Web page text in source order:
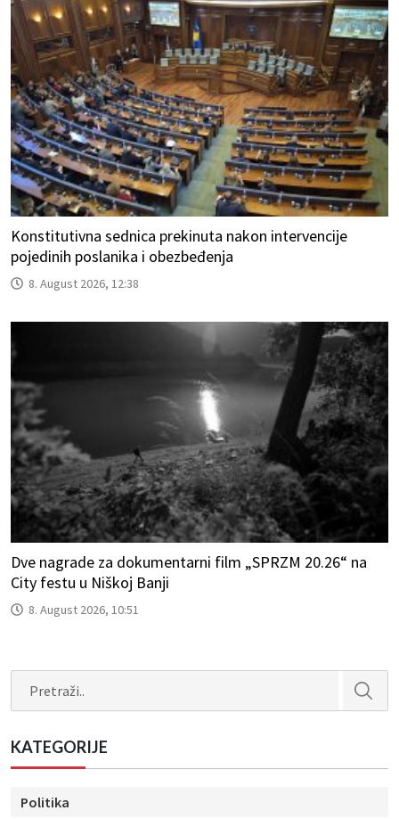
Konstitutivna sednica prekinuta nakon intervencije
pojedinih poslanika i obezbeđenja
8. August 2026, 12:38
Dve nagrade za dokumentarni film „SPRZM 20.26“ na
City festu u Niškoj Banji
8. August 2026, 10:51
KATEGORIJE
Politika